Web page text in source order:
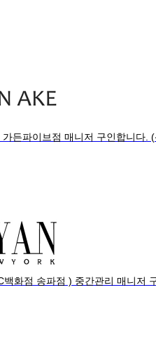
든파이브점 매니저 구인합니다.
백화점 송파점 ) 중간관리 매니저